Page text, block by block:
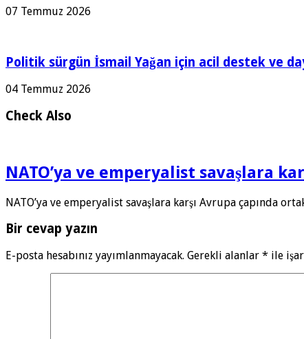
07 Temmuz 2026
Politik sürgün İsmail Yağan için acil destek ve
04 Temmuz 2026
Check Also
NATO’ya ve emperyalist savaşlara
NATO’ya ve emperyalist savaşlara karşı Avrupa çapında
Bir cevap yazın
E-posta hesabınız yayımlanmayacak. Gerekli alanlar * ile